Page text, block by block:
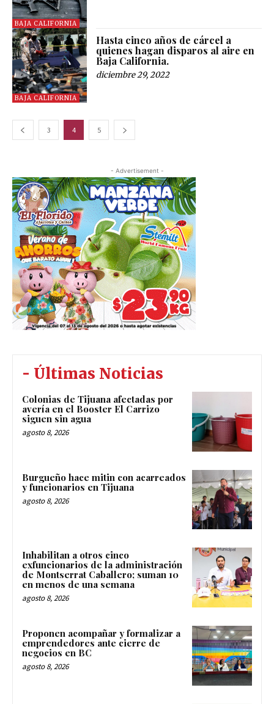
BAJA CALIFORNIA
BAJA CALIFORNIA
Hasta cinco años de cárcel a
quienes hagan disparos al aire en
Baja California.
diciembre 29, 2022
3 4 5
- Advertisement -
- Últimas Noticias
Colonias de Tijuana afectadas por
avería en el Booster El Carrizo
siguen sin agua
agosto 8, 2026
Burgueño hace mitin con acarreados
y funcionarios en Tijuana
agosto 8, 2026
Inhabilitan a otros cinco
exfuncionarios de la administración
de Montserrat Caballero; suman 10
en menos de una semana
agosto 8, 2026
Proponen acompañar y formalizar a
emprendedores ante cierre de
negocios en BC
agosto 8, 2026